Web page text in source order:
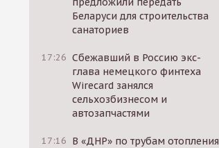
Беларуси для строительства
санаториев
17:26 Сбежавший в Россию экс-
глава немецкого финтеха
Wirecard занялся
сельхозбизнесом и
автозапчастями
17:16 В «ДНР» по трубам отопления